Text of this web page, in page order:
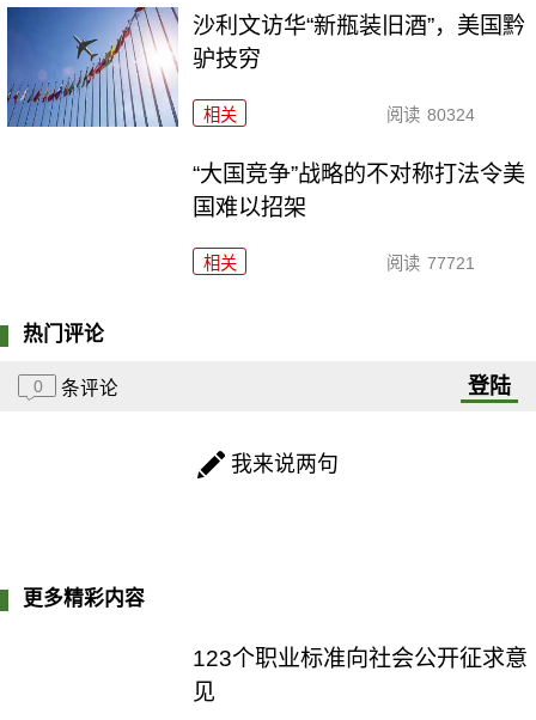
沙利文访华“新瓶装旧酒”，美国黔
驴技穷
相关 阅读 80324
“大国竞争”战略的不对称打法令美
国难以招架
相关 阅读 77721
热门评论
0 条评论 登陆
我来说两句
更多精彩内容
123个职业标准向社会公开征求意
见